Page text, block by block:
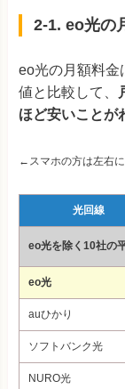
2-1. eo光の
eo光の月額料金
値と比較して、
ほど安いことが
←スマホの方は左右
光回線
eo光を除く10社の
eo光
auひかり
ソフトバンク光
NURO光